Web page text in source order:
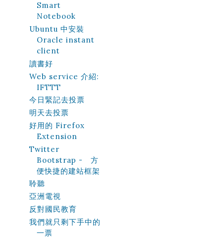
Smart
Notebook
Ubuntu 中安裝
Oracle instant
client
讀書好
Web service 介紹:
IFTTT
今日緊記去投票
明天去投票
好用的 Firefox
Extension
Twitter
Bootstrap - 方
便快捷的建站框架
聆聽
亞洲電視
反對國民教育
我們就只剩下手中的
一票